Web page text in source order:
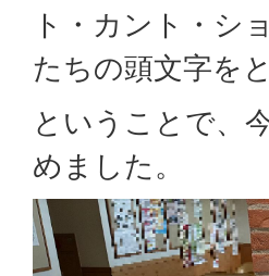
ト・カント・シ
たちの頭文字を
ということで、
めました。